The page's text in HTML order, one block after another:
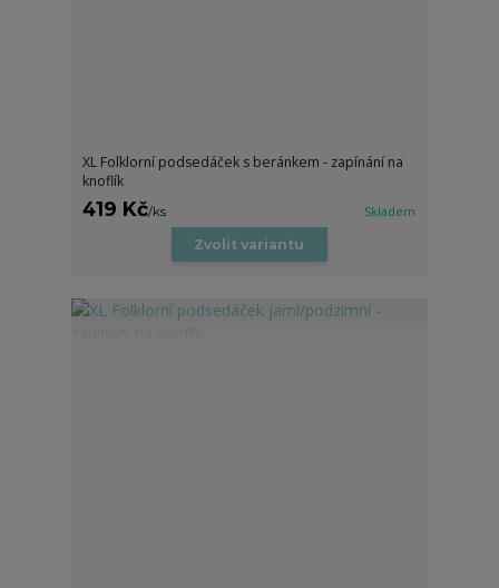
XL Folklorní podsedáček s beránkem - zapínání na
knoflík
419 Kč/ks Skladem
Zvolit variantu